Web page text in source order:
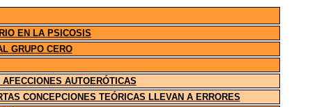
EN LA PSICOSIS
GRUPO CERO
AUTOERÓTICAS
CONCEPCIONES TEÓRICAS LLEVAN A ERRORES